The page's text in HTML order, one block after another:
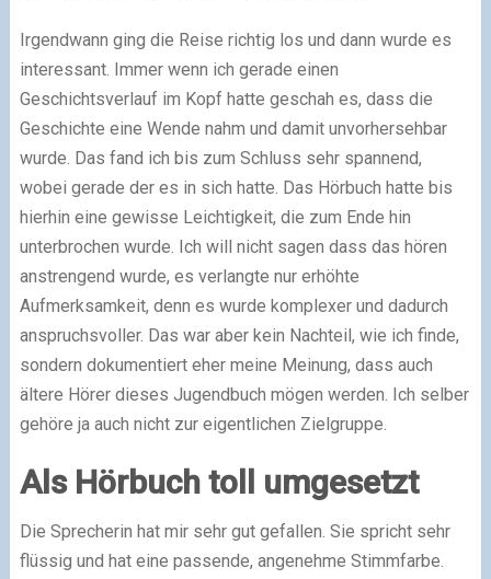
Irgendwann ging die Reise richtig los und dann wurde es
interessant. Immer wenn ich gerade einen
Geschichtsverlauf im Kopf hatte geschah es, dass die
Geschichte eine Wende nahm und damit unvorhersehbar
wurde. Das fand ich bis zum Schluss sehr spannend,
wobei gerade der es in sich hatte. Das Hörbuch hatte bis
hierhin eine gewisse Leichtigkeit, die zum Ende hin
unterbrochen wurde. Ich will nicht sagen dass das hören
anstrengend wurde, es verlangte nur erhöhte
Aufmerksamkeit, denn es wurde komplexer und dadurch
anspruchsvoller. Das war aber kein Nachteil, wie ich finde,
sondern dokumentiert eher meine Meinung, dass auch
ältere Hörer dieses Jugendbuch mögen werden. Ich selber
gehöre ja auch nicht zur eigentlichen Zielgruppe.
Als Hörbuch toll umgesetzt
Die Sprecherin hat mir sehr gut gefallen. Sie spricht sehr
flüssig und hat eine passende, angenehme Stimmfarbe.